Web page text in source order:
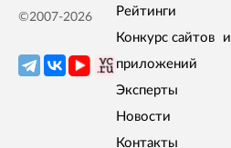
©2007-2026
Рейтинги
Конкурс сайтов и
приложений
Эксперты
Новости
Контакты